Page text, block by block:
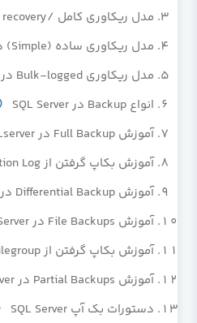
مدل ریکاوری کامل /full recovery در SQL Server
مدل ریکاوری ساده (Simple) در Sql Server
مدل ریکاوری Bulk-logged در SQL Server
انواع Backup در SQL Server
آموزش Full Backup در SQLserver
آموزش بکاپ گرفتن از Transaction Logدر sqlserver
آموزش Differential Backup در SQL Server
آموزش File Backups در SQL Server
آموزش بکاپ گرفتن از Filegroup در SQL Server
آموزش Partial Backups در Sql server
دستورات بک آپ SQL Server